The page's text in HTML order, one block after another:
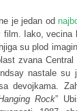
je jedan od
film. Iako, vecina
su plod
zvana
nastale su
Rock”